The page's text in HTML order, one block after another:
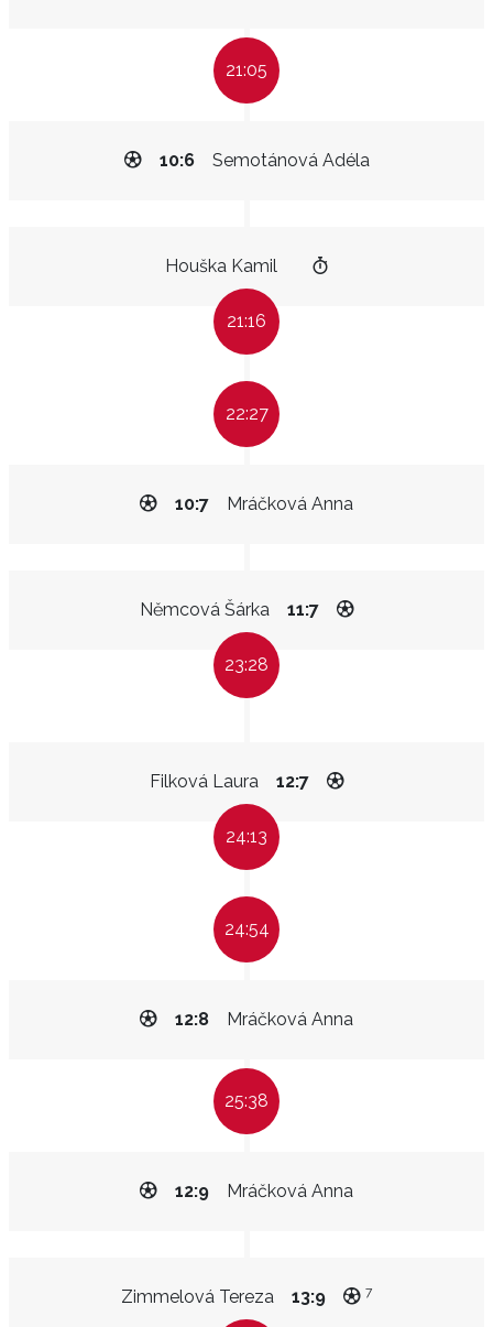
21:05
Semotánová Adéla
10:6
Houška Kamil
21:16
22:27
Mráčková Anna
10:7
Němcová Šárka 11:7
23:28
Filková Laura 12:7
24:13
24:54
Mráčková Anna
12:8
25:38
Mráčková Anna
12:9
Zimmelová Tereza 13:9 7